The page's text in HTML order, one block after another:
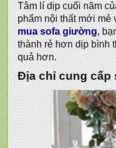
Tâm lí dịp cuối năm
phẩm nội thất mới mẻ
mua sofa giường,
thành rẻ hơn dịp bình
quả hơn.
Địa chỉ cung cấp